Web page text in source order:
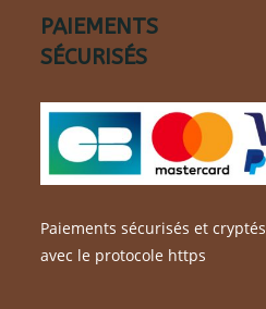
PAIEMENTS
SÉCURISÉS
Paiements sécurisés et cryptés
avec le protocole https